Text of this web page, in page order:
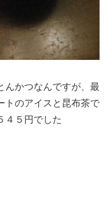
んかつなんですが、最
トのアイスと昆布茶で
４５円でした